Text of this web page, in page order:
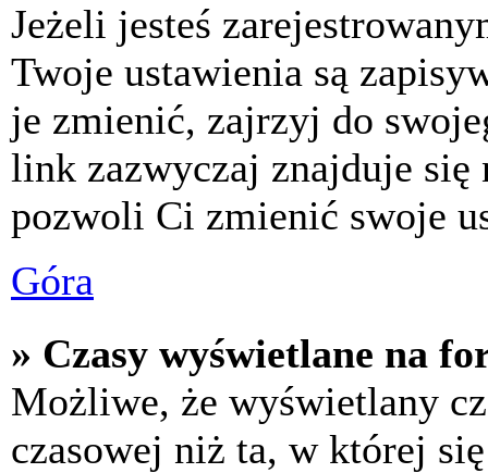
Jeżeli jesteś
Twoje ustawienia są
je zmienić, zajrzyj do
link zazwyczaj znajduje się
pozwoli Ci zmienić swoje
Góra
» Czasy wyświetlane na
Możliwe, że wyświetlany
czasowej niż ta, w której